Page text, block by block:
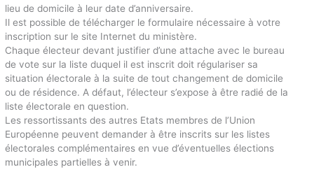
lieu de domicile à leur date d’anniversaire.
Il est possible de télécharger le formulaire nécessaire à votre
inscription sur le site Internet du ministère.
Chaque électeur devant justifier d’une attache avec le bureau
de vote sur la liste duquel il est inscrit doit régulariser sa
situation électorale à la suite de tout changement de domicile
ou de résidence. A défaut, l’électeur s’expose à être radié de la
liste électorale en question.
Les ressortissants des autres Etats membres de l’Union
Européenne peuvent demander à être inscrits sur les listes
électorales complémentaires en vue d’éventuelles élections
municipales partielles à venir.